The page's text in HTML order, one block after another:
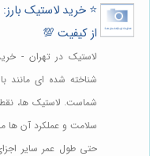
⭐️ خرید لاستیک
از کیفیت 💯
لاستیک در تهران -
شناخته شده ای مانند
شماست. لاستیک ها،
سلامت و عملکرد آن ها
حتی طول عمر سایر